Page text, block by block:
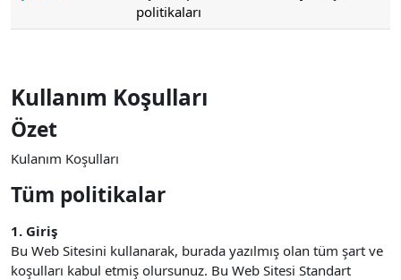
politikaları
Kullanım Koşulları
Özet
Kulanım Koşulları
Tüm politikalar
1. Giriş
Bu Web Sitesini kullanarak, burada yazılmış olan tüm şart ve
koşulları kabul etmiş olursunuz. Bu Web Sitesi Standart